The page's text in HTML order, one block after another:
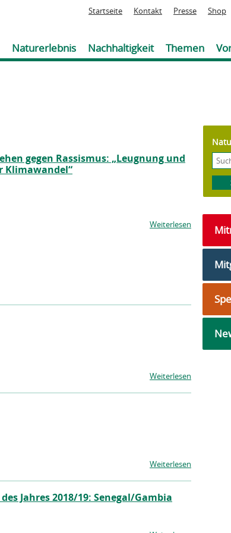
Jump to navigation
Startseite Kontakt Presse Shop
Naturerlebnis Nachhaltigkeit Themen
gegen Rassismus: „Leugnung und
Klimawandel“
Weiterlesen
Weiterlesen
Weiterlesen
Jahres 2018/19: Senegal/Gambia